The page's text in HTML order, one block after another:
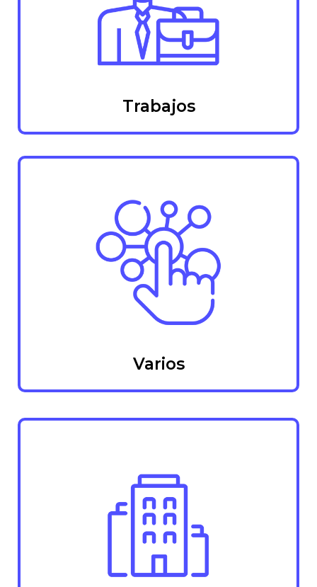
Trabajos
Varios